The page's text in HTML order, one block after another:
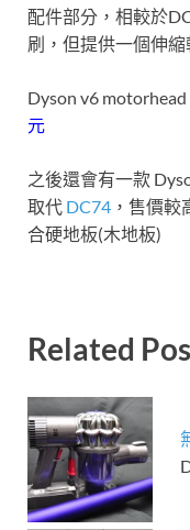
配件部分，相較於
刷，但提供一個伸
Dyson v6
元
之後還會有一款
取代 DC74 ，售價
合硬地板(木地板)
Related